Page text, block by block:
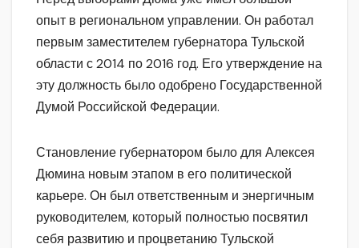
опыт в региональном управлении. Он работал
первым заместителем губернатора Тульской
области с 2014 по 2016 год. Его утверждение на
эту должность было одобрено Государственной
Думой Российской Федерации.
Становление губернатором было для Алексея
Дюмина новым этапом в его политической
карьере. Он был ответственным и энергичным
руководителем, который полностью посвятил
себя развитию и процветанию Тульской